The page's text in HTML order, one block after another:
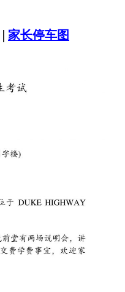
| 家长停车图